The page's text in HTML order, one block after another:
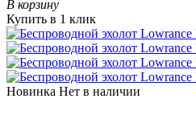
В корзину
Купить в 1 клик
Новинка Нет в наличии